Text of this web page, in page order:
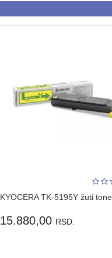
KYOCERA TK-5195Y žuti
15.880,00 RSD.